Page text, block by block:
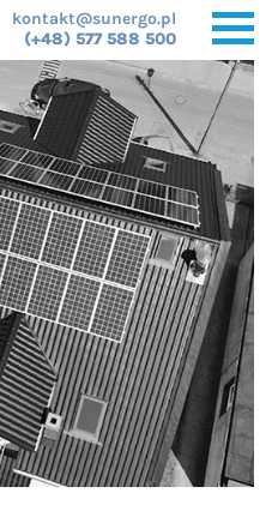
kontakt@sunergo.pl
(+48) 577 588 500